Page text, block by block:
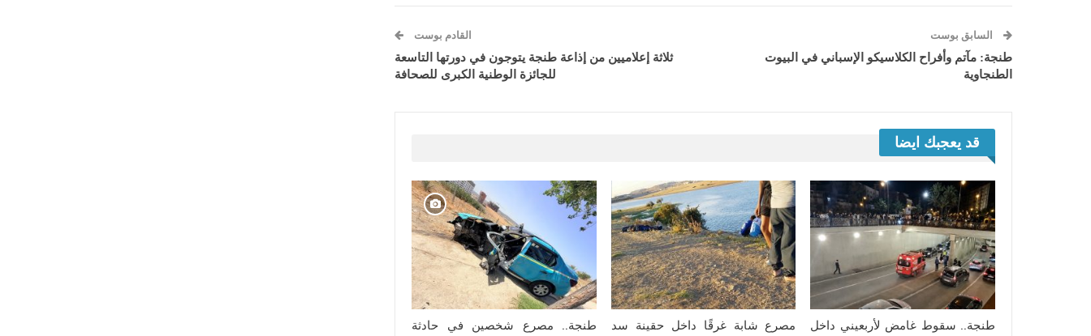
السابق بوست
طنجة: مآتم وأفراح الكلاسيكو الإسباني في البيوت
الطنجاوية
القادم بوست
ثلاثة إعلاميين من إذاعة طنجة يتوجون في دورتها التاسعة
للجائزة الوطنية الكبرى للصحافة
قد يعجبك ايضا
طنجة.. سقوط غامض لأربعيني داخل
مصرع شابة غرقًا داخل حقينة سد
طنجة.. مصرع شخصين في حادثة